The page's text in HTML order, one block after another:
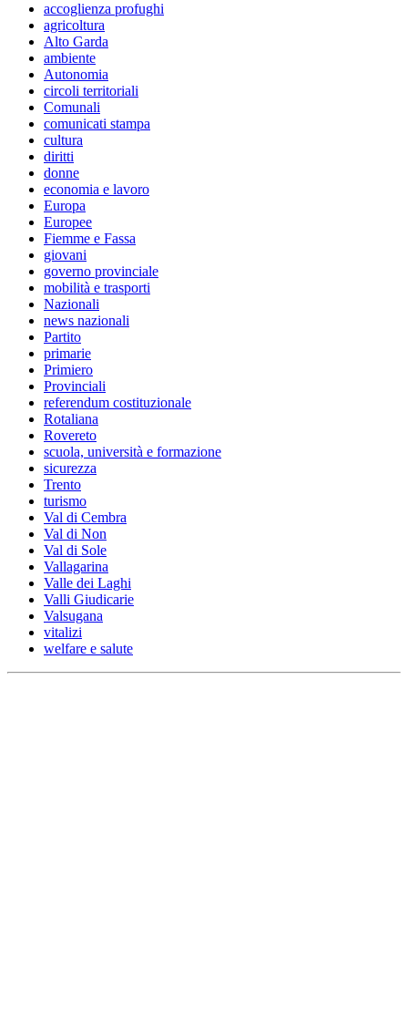
accoglienza profughi
agricoltura
Alto Garda
ambiente
Autonomia
circoli territoriali
Comunali
comunicati stampa
cultura
diritti
donne
economia e lavoro
Europa
Europee
Fiemme e Fassa
giovani
governo provinciale
mobilità e trasporti
Nazionali
news nazionali
Partito
primarie
Primiero
Provinciali
referendum costituzionale
Rotaliana
Rovereto
scuola, università e formazione
sicurezza
Trento
turismo
Val di Cembra
Val di Non
Val di Sole
Vallagarina
Valle dei Laghi
Valli Giudicarie
Valsugana
vitalizi
welfare e salute